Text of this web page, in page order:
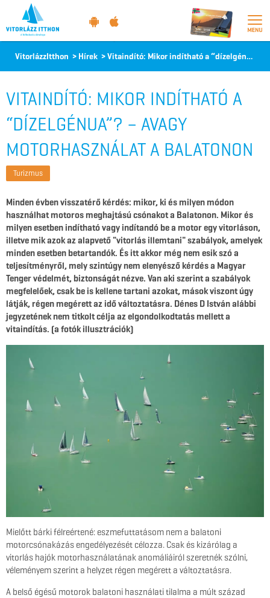
Vitorlázz
itthon
VitorlázzItthon > Hírek >Vitaindító: Mikor indítható a “dízelgénua”? – avagy motorhasználat a Balatonon
VITAINDÍTÓ: MIKOR INDÍTHATÓ A
“DÍZELGÉNUA”? – AVAGY
MOTORHASZNÁLAT A BALATONON
Turizmus
Minden évben visszatérő kérdés: mikor, ki és milyen módon
használhat motoros meghajtású csónakot a Balatonon. Mikor és
milyen esetben indítható vagy indítandó be a motor egy vitorláson,
illetve mik azok az alapvető "vitorlás illemtani" szabályok, amelyek
minden esetben betartandók. És itt akkor még nem esik szó a
teljesítményről, mely szintúgy nem elenyésző kérdés a Magyar
Tenger védelmét, biztonságát nézve. Van aki szerint a szabályok
megfelelőek, csak be is kellene tartani azokat, mások viszont úgy
látják, régen megérett az idő változtatásra. Dénes D István alábbi
jegyzetének nem titkolt célja az elgondolkodtatás mellett a
vitaindítás. (a fotók illusztrációk)
Mielőtt bárki félreértené: eszmefuttatásom nem a balatoni
motorcsónakázás engedélyezését célozza. Csak és kizárólag a
vitorlás hajók motorhasználatának anomáliáiról szeretnék szólni,
véleményem szerint a helyzet régen megérett a változtatásra.
A belső égésű motorok balatoni használati tilalma a múlt század